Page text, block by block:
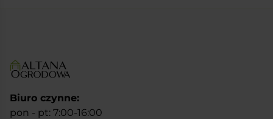
Biuro czynne:
pon - pt: 7:00-16:00